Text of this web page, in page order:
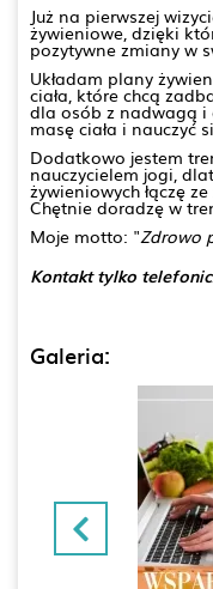
Już na pierwszej
żywieniowe, dzięki
pozytywne zmiany w
Układam plany
ciała, które chcą
dla osób z nadwagą i
masę ciała i nauczyć
Dodatkowo jestem
nauczycielem jogi,
żywieniowych łączę
Chętnie doradzę w
Moje motto: "Zdrowo
Kontakt tylko
Galeria: